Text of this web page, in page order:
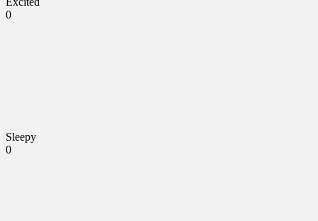
0
Sleepy
0